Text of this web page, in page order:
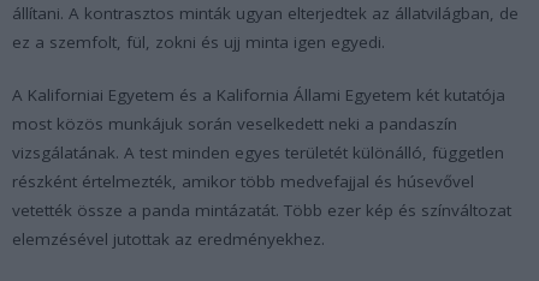
állítani. A kontrasztos minták ugyan elterjedtek az állatvilágban, de
ez a szemfolt, fül, zokni és ujj minta igen egyedi.
A Kaliforniai Egyetem és a Kalifornia Állami Egyetem két kutatója
most közös munkájuk során veselkedett neki a pandaszín
vizsgálatának. A test minden egyes területét különálló, független
részként értelmezték, amikor több medvefajjal és húsevővel
vetették össze a panda mintázatát. Több ezer kép és színváltozat
elemzésével jutottak az eredményekhez.